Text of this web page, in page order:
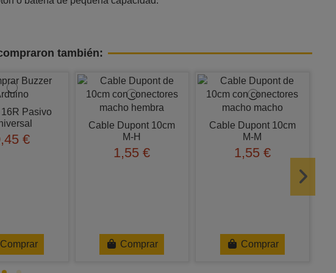
también:
Pasivo
€
Comprar
Cable Dupont 10cm
M-H
1,55 €
Comprar
Cable Dupont 10cm
M-M
1,55 €
Comprar